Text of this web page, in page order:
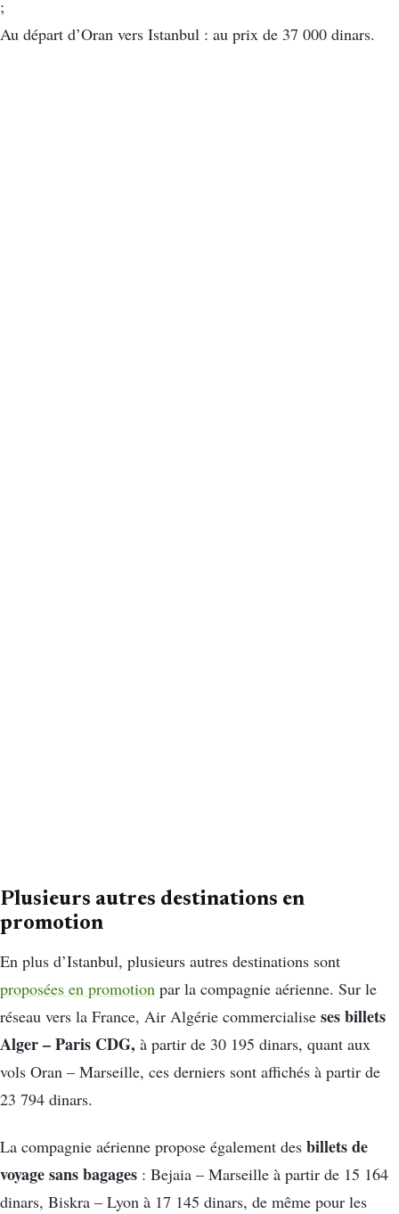
;
Au départ d’Oran vers Istanbul : au prix de 37 000 dinars.
Plusieurs autres destinations en
promotion
En plus d’Istanbul, plusieurs autres destinations sont
proposées en promotion par la compagnie aérienne. Sur le
réseau vers la France, Air Algérie commercialise ses billets
Alger – Paris CDG, à partir de 30 195 dinars, quant aux
vols Oran – Marseille, ces derniers sont affichés à partir de
23 794 dinars.
La compagnie aérienne propose également des billets de
voyage sans bagages : Bejaia – Marseille à partir de 15 164
dinars, Biskra – Lyon à 17 145 dinars, de même pour les